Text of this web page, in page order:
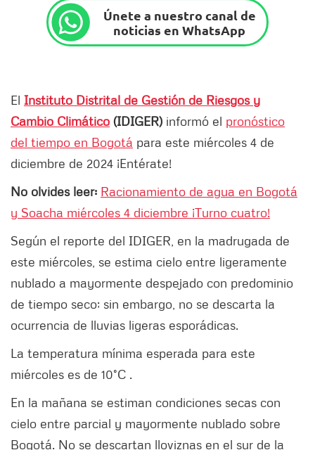
Únete a nuestro canal de
noticias en WhatsApp
El Instituto Distrital de Gestión de Riesgos y
Cambio Climático (IDIGER) informó el pronóstico
del tiempo en Bogotá para este miércoles 4 de
diciembre de 2024 ¡Entérate!
No olvides leer: Racionamiento de agua en Bogotá
y Soacha miércoles 4 diciembre ¡Turno cuatro!
Según el reporte del IDIGER, en la madrugada de
este miércoles, se estima cielo entre ligeramente
nublado a mayormente despejado con predominio
de tiempo seco; sin embargo, no se descarta la
ocurrencia de lluvias ligeras esporádicas.
La temperatura mínima esperada para este
miércoles es de 10°C .
En la mañana se estiman condiciones secas con
cielo entre parcial y mayormente nublado sobre
Bogotá. No se descartan lloviznas en el sur de la